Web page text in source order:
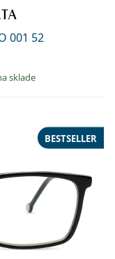
001 52
sklade
BESTSELLER